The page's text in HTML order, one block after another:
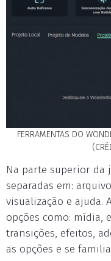
FERRAMENTAS DO
Na parte superior da
separadas em:
visualização e ajuda.
opções como: mídia,
transições, efeitos,
as opções e se